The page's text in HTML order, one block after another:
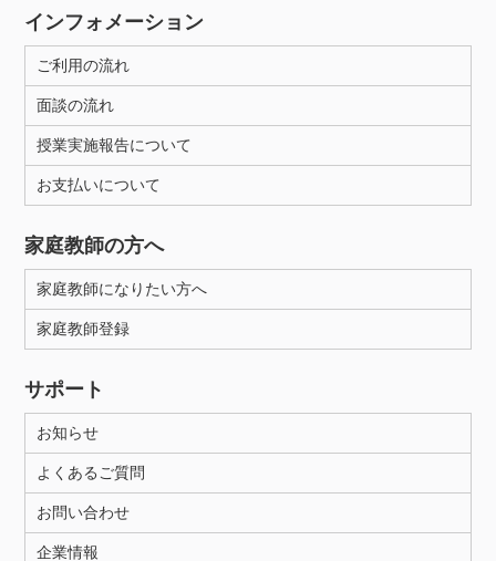
インフォメーション
ご利用の流れ
面談の流れ
授業実施報告について
お支払いについて
家庭教師の方へ
家庭教師になりたい方へ
家庭教師登録
サポート
お知らせ
よくあるご質問
お問い合わせ
企業情報